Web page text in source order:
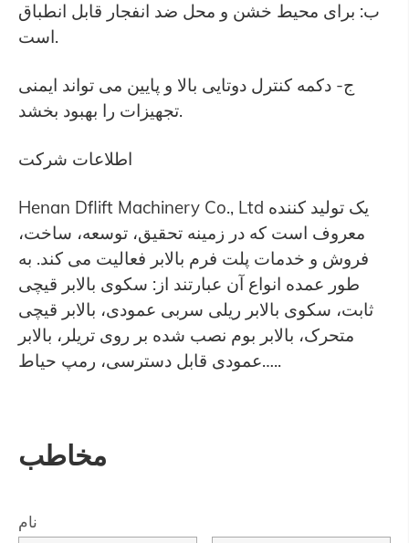
ب: برای محیط خشن و محل ضد انفجار قابل انطباق
است.
ج- دکمه کنترل دوتایی بالا و پایین می تواند ایمنی
تجهیزات را بهبود بخشد.
اطلاعات شرکت
Henan Dflift Machinery Co., Ltd یک تولید کننده
معروف است که در زمینه تحقیق، توسعه، ساخت،
فروش و خدمات پلت فرم بالابر فعالیت می کند. به
طور عمده انواع آن عبارتند از: سکوی بالابر قیچی
ثابت، سکوی بالابر ریلی سربی عمودی، بالابر قیچی
متحرک، بالابر بوم نصب شده بر روی تریلر، بالابر
عمودی قابل دسترسی، رمپ حیاط…..
مخاطب
نام